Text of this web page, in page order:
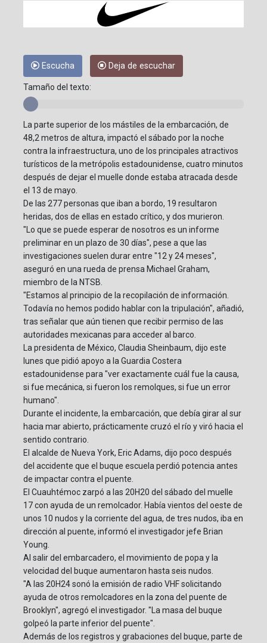
Escucha Deja de escuchar
Tamaño del texto:
La parte superior de los mástiles de la embarcación, de
48,2 metros de altura, impactó el sábado por la noche
contra la infraestructura, uno de los principales atractivos
turísticos de la metrópolis estadounidense, cuatro minutos
después de dejar el muelle donde estaba atracada desde
el 13 de mayo.
De las 277 personas que iban a bordo, 19 resultaron
heridas, dos de ellas en estado crítico, y dos murieron.
"Lo que se puede esperar de nosotros es un informe
preliminar en un plazo de 30 días", pese a que las
investigaciones suelen durar entre "12 y 24 meses",
aseguró en una rueda de prensa Michael Graham,
miembro de la NTSB.
"Estamos al principio de la recopilación de información.
Todavía no hemos podido hablar con la tripulación", añadió,
tras señalar que aún tienen que recibir permiso de las
autoridades mexicanas para acceder al barco.
La presidenta de México, Claudia Sheinbaum, dijo este
lunes que pidió apoyo a la Guardia Costera
estadounidense para "ver exactamente cuál fue la causa,
si fue mecánica, si fueron los remolques, si fue un error
humano".
Durante el incidente, la embarcación, que debía girar al sur
hacia mar abierto, prácticamente cruzó el río y viró hacia el
sentido contrario.
El alcalde de Nueva York, Eric Adams, dijo poco después
del accidente que el buque escuela perdió potencia antes
de impactar contra el puente.
El Cuauhtémoc zarpó a las 20H20 del sábado del muelle
17 con ayuda de un remolcador. Había vientos del oeste de
unos 10 nudos y la corriente del agua, de tres nudos, iba en
dirección al puente, informó el investigador jefe Brian
Young.
Al salir del embarcadero, el movimiento de popa y la
velocidad del buque aumentaron hasta seis nudos.
"A las 20H24 sonó la emisión de radio VHF solicitando
ayuda de otros remolcadores en la zona del puente de
Brooklyn", agregó el investigador. "La masa del buque
golpeó la parte inferior del puente".
Además de los registros y grabaciones del buque, parte de